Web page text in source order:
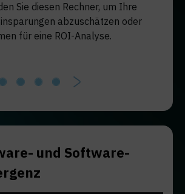
Sie diesen Rechner, um Ihre
abzuschätzen oder
für eine ROI-Analyse.
Weiter
und Software-